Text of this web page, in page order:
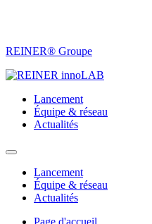
REINER® Groupe
Lancement
Équipe & réseau
Actualités
Lancement
Équipe & réseau
Actualités
Page d'accueil